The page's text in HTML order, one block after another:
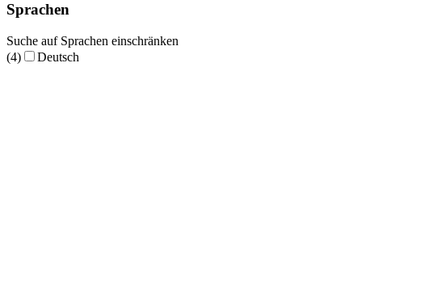
Sprachen
Suche auf Sprachen einschränken
(4)
Deutsch